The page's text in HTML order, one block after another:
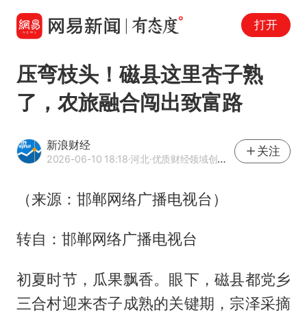
打开
压弯枝头！磁县这里杏子熟
了，农旅融合闯出致富路
新浪财经
2026-06-10 18:18·河北·优质财经领域创作者
关注
（来源：邯郸网络广播电视台）
转自：邯郸网络广播电视台
初夏时节，瓜果飘香。眼下，磁县都党乡
三合村迎来杏子成熟的关键期，宗泽采摘